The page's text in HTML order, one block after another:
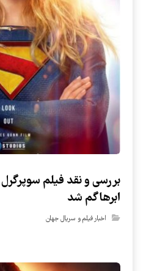
بررسی و نقد فیلم سوپرگرل
ابرها گم شد
اخبار فیلم و سریال جهان